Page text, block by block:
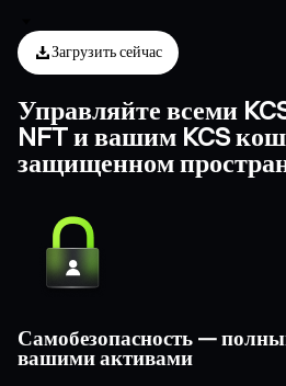
Загрузить сейчас
Управляйте всеми
NFT и вашим KCS
защищенном
Самобезопасность —
вашими активами